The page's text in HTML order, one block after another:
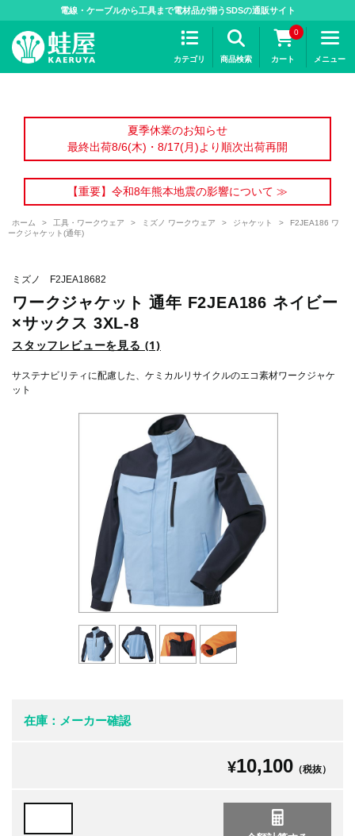
電線・ケーブルから工具まで電材品が揃うSDSの通販サイト
カテゴリ 商品検索
0
カート メニュー
夏季休業のお知らせ
最終出荷8/6(木)・8/17(月)より順次出荷再開
【重要】令和8年熊本地震の影響について ≫
ホーム > 工具・ワークウェア > ミズノ ワークウェア > ジャケット >
F2JEA186 ワ
ークジャケット(通年)
ミズノ F2JEA18682
ワークジャケット 通年 F2JEA186 ネイビー
×サックス 3XL-8
スタッフレビューを見る (1)
サステナビリティに配慮した、ケミカルリサイクルのエコ素材ワークジャケ
ット
在庫：メーカー確認
¥10,100 （税抜）